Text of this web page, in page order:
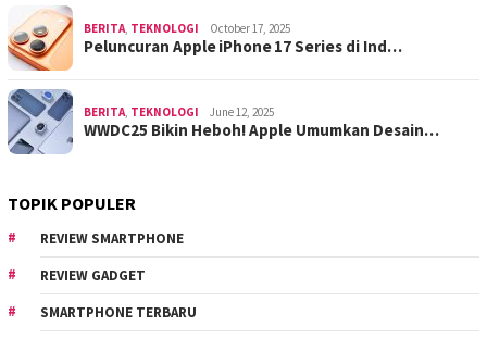
BERITA, TEKNOLOGI October 17, 2025
Peluncuran Apple iPhone 17 Series di Ind…
BERITA, TEKNOLOGI June 12, 2025
WWDC25 Bikin Heboh! Apple Umumkan Desain…
TOPIK POPULER
REVIEW SMARTPHONE
REVIEW GADGET
SMARTPHONE TERBARU